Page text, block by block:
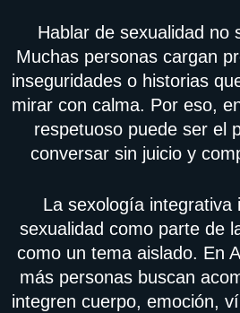
Hablar de sexualidad no
Muchas personas cargan
inseguridades o historias
mirar con calma. Por eso,
respetuoso puede ser el
conversar sin juicio y
La sexología integrativa
sexualidad como parte de
como un tema aislado. En
más personas buscan
integren cuerpo, emoción,